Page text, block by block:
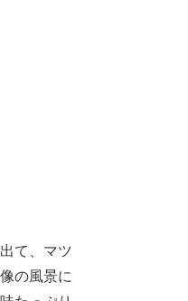
て、マツ
の風景に